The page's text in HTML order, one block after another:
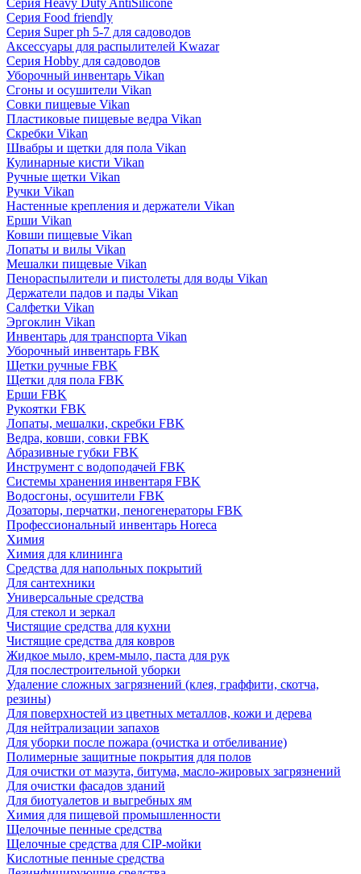
Серия Heavy Duty AntiSilicone
Серия Food friendly
Серия Super ph 5-7 для садоводов
Аксессуары для распылителей Kwazar
Серия Hobby для садоводов
Уборочный инвентарь Vikan
Сгоны и осушители Vikan
Совки пищевые Vikan
Пластиковые пищевые ведра Vikan
Скребки Vikan
Швабры и щетки для пола Vikan
Кулинарные кисти Vikan
Ручные щетки Vikan
Ручки Vikan
Настенные крепления и держатели Vikan
Ерши Vikan
Ковши пищевые Vikan
Лопаты и вилы Vikan
Мешалки пищевые Vikan
Пенораспылители и пистолеты для воды Vikan
Держатели падов и пады Vikan
Салфетки Vikan
Эргоклин Vikan
Инвентарь для транспорта Vikan
Уборочный инвентарь FBK
Щетки ручные FBK
Щетки для пола FBK
Ерши FBK
Рукоятки FBK
Лопаты, мешалки, скребки FBK
Ведра, ковши, совки FBK
Абразивные губки FBK
Инструмент с водоподачей FBK
Системы хранения инвентаря FBK
Водосгоны, осушители FBK
Дозаторы, перчатки, пеногенераторы FBK
Профессиональный инвентарь Horeca
Химия
Химия для клининга
Средства для напольных покрытий
Для сантехники
Универсальные средства
Для стекол и зеркал
Чистящие средства для кухни
Чистящие средства для ковров
Жидкое мыло, крем-мыло, паста для рук
Для послестроительной уборки
Удаление сложных загрязнений (клея, граффити, скотча,
резины)
Для поверхностей из цветных металлов, кожи и дерева
Для нейтрализации запахов
Для уборки после пожара (очистка и отбеливание)
Полимерные защитные покрытия для полов
Для очистки от мазута, битума, масло-жировых загрязнений
Для очистки фасадов зданий
Для биотуалетов и выгребных ям
Химия для пищевой промышленности
Щелочные пенные средства
Щелочные средства для CIP-мойки
Кислотные пенные средства